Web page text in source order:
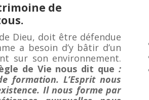
de
Dieu, doit être défendue
a besoin d’y bâtir d’un
sur son environnement.
de Vie nous dit que:
formation. L’Esprit nous
Il nous forme par